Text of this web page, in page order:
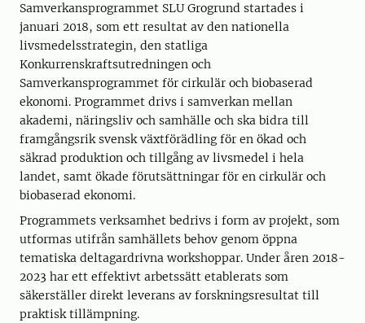
Samverkansprogrammet SLU Grogrund startades i
januari 2018, som ett resultat av den nationella
livsmedelsstrategin, den statliga
Konkurrenskraftsutredningen och
Samverkansprogrammet för cirkulär och biobaserad
ekonomi. Programmet drivs i samverkan mellan
akademi, näringsliv och samhälle och ska bidra till
framgångsrik svensk växtförädling för en ökad och
säkrad produktion och tillgång av livsmedel i hela
landet, samt ökade förutsättningar för en cirkulär och
biobaserad ekonomi.
Programmets verksamhet bedrivs i form av projekt, som
utformas utifrån samhällets behov genom öppna
tematiska deltagardrivna workshoppar. Under åren 2018-
2023 har ett effektivt arbetssätt etablerats som
säkerställer direkt leverans av forskningsresultat till
praktisk tillämpning.